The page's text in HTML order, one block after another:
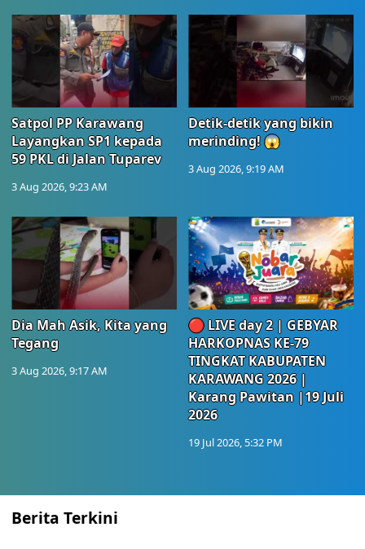
Satpol PP Karawang
Layangkan SP1 kepada
59 PKL di Jalan Tuparev
3 Aug 2026, 9:23 AM
Detik-detik yang bikin
merinding! 😱
3 Aug 2026, 9:19 AM
Dia Mah Asik, Kita yang
Tegang
3 Aug 2026, 9:17 AM
🔴 LIVE day 2 | GEBYAR
HARKOPNAS KE-79
TINGKAT KABUPATEN
KARAWANG 2026 |
Karang Pawitan |19 Juli
2026
19 Jul 2026, 5:32 PM
Berita Terkini